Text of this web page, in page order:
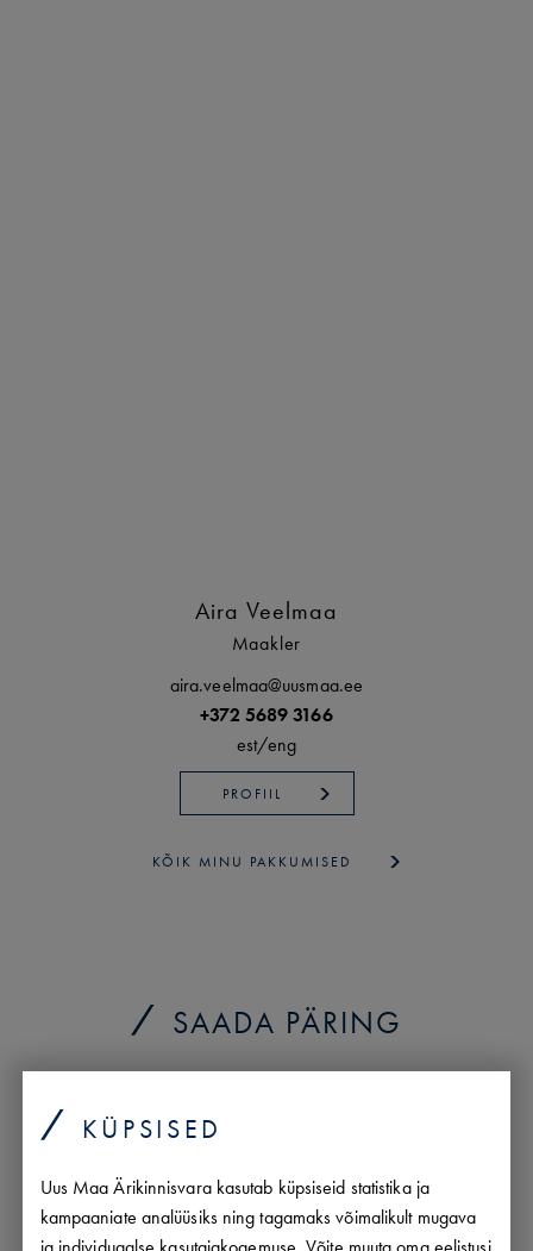
KÜPSISED
Uus Maa Ärikinnisvara kasutab küpsiseid statistika ja
kampaaniate analüüsiks ning tagamaks võimalikult mugava
Aira Veelmaa
Maakler
aira.veelmaa@uusmaa.ee
+372 5689 3166
est/eng
PROFIIL
KÕIK MINU PAKKUMISED
SAADA PÄRING